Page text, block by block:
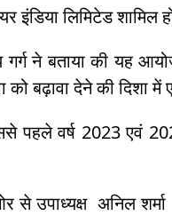
इंडिया लिमिटेड शामिल
ने बताया की यह
को बढ़ावा देने की
वर्ष 2023 एवं
उपाध्यक्ष अनिल